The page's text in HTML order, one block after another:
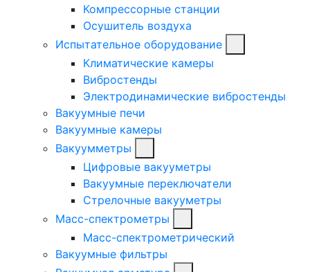
Компрессорные станции
Осушитель воздуха
Испытательное оборудование
Климатические камеры
Вибростенды
Электродинамические вибростенды
Вакуумные печи
Вакуумные камеры
Вакуумметры
Цифровые вакууметры
Вакуумные переключатели
Стрелочные вакууметры
Масс-спектрометры
Масс-спектрометрический
Вакуумные фильтры